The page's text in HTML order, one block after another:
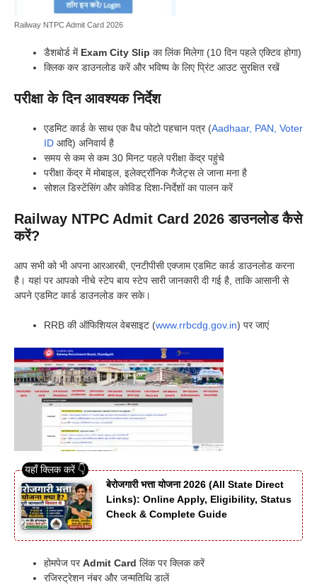
Railway NTPC Admit Card 2026
डैशबोर्ड में Exam City Slip का लिंक मिलेगा (10 दिन पहले एक्टिव होगा)
क्लिक कर डाउनलोड करें और भविष्य के लिए प्रिंट आउट सुरक्षित रखें
परीक्षा के दिन आवश्यक निर्देश
एडमिट कार्ड के साथ एक वैध फोटो पहचान पत्र (Aadhaar, PAN, Voter
ID आदि) अनिवार्य है
समय से कम से कम 30 मिनट पहले परीक्षा केंद्र पहुंचे
परीक्षा केंद्र में मोबाइल, इलेक्ट्रॉनिक गैजेट्स ले जाना मना है
सोशल डिस्टेंसिंग और कोविड दिशा-निर्देशों का पालन करें
Railway NTPC Admit Card 2026 डाउनलोड कैसे
करें?
आप सभी को भी अपना आरआरबी, एनटीपीसी एक्जाम एडमिट कार्ड डाउनलोड करना
है। यहां पर आपको नीचे स्टेप बाय स्टेप सारी जानकारी दी गई है, ताकि आसानी से
अपने एडमिट कार्ड डाउनलोड कर सके।
RRB की ऑफिशियल वेबसाइट (www.rrbcdg.gov.in) पर जाएं
बेरोजगारी भत्ता योजना 2026 (All State Direct
Links): Online Apply, Eligibility, Status
Check & Complete Guide
होमपेज परAdmit Card लिंक पर क्लिक करें
रजिस्ट्रेशन नंबर और जन्मतिथि डालें